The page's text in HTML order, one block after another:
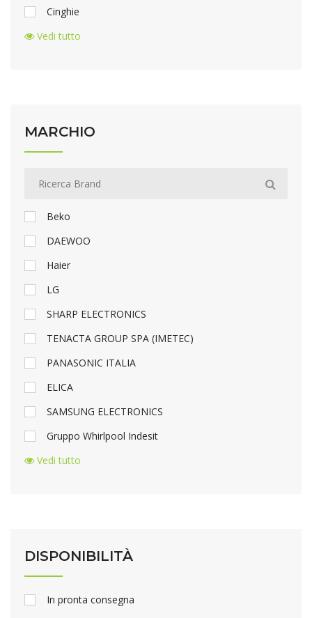
Cinghie
Vedi tutto
MARCHIO
Beko
DAEWOO
Haier
LG
SHARP ELECTRONICS
TENACTA GROUP SPA (IMETEC)
PANASONIC ITALIA
ELICA
SAMSUNG ELECTRONICS
Gruppo Whirlpool Indesit
Vedi tutto
DISPONIBILITÀ
In pronta consegna